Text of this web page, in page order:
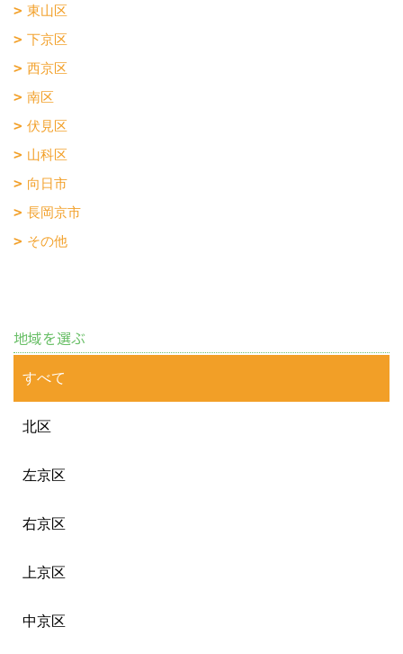
東山区
下京区
西京区
南区
伏見区
山科区
向日市
長岡京市
その他
地域を選ぶ
すべて
北区
左京区
右京区
上京区
中京区